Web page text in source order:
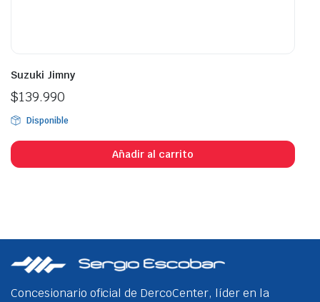
Suzuki Jimny
$139.990
Disponible
Añadir al carrito
Concesionario oficial de DercoCenter, líder en la